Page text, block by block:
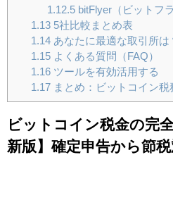
1.12.5bitFlyer（ビットフラ
1.135社比較まとめ表
1.14あなたに最適な取引所は
1.15よくある質問（FAQ）
1.16ツールを有効活用する
1.17まとめ：ビットコイン税
ビットコイン税金の完
新版】確定申告から節